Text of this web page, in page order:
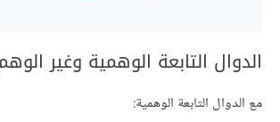
الدوال التابعة الوهمية وغير
مع الدوال التابعة الوهمية: